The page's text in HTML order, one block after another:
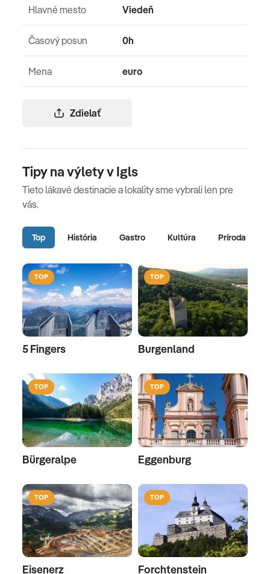
Zdielať
Hlavné mesto Viedeň
Časový posun 0h
Mena euro
Tipy na výlety v Igls
Tieto lákavé destinacie a lokality sme vybrali len pre
vás.
Top História Gastro Kultúra Príroda
TOP
5 Fingers
TOP
Burgenland
TOP
Bürgeralpe
TOP
Eggenburg
TOP
Eisenerz
TOP
Forchtenstein